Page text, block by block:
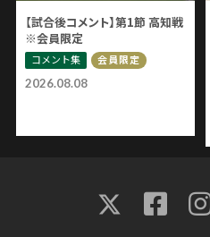
2026.08.08
【試合後コメント】第1節 高知戦
※会員限定
コメント集 会員限定